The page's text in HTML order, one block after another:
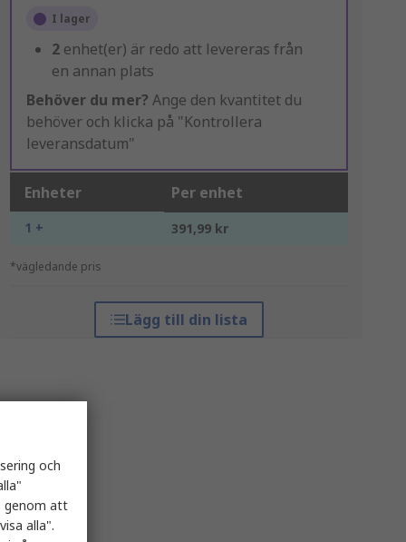
I lager
2 enhet(er) är redo att levereras från
en annan plats
Behöver du mer? Ange den kvantitet du
behöver och klicka på "Kontrollera
leveransdatum"
Enheter Per enhet
1 + 391,99 kr
*vägledande pris
Lägg till din lista
och
genom att
alla".